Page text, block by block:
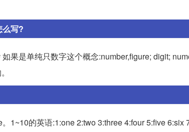
么写?
果是单纯只数字这个概念:number,figure; digit;
1~10的英语:1:one 2:two 3:three 4:four 5:five